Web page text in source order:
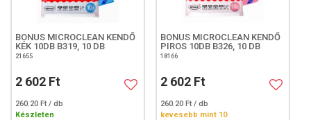
BONUS MICROCLEAN KENDŐ
KÉK 10DB B319, 10 DB
21655
2 602 Ft
260.20 Ft / db
Készleten
BONUS MICROCLEAN KENDŐ
PIROS 10DB B326, 10 DB
18166
2 602 Ft
260.20 Ft / db
kevesebb mint 10